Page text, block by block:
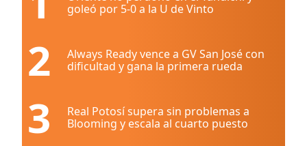
goleó por 5-0 a la U de Vinto
2
Always Ready vence a GV San José con
dificultad y gana la primera rueda
3
Real Potosí supera sin problemas a
Blooming y escala al cuarto puesto